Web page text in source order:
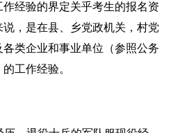
经验的界定关乎考生的报名资
，是在县、乡党政机关，村党
类企业和事业单位（参照公务
工作经验。